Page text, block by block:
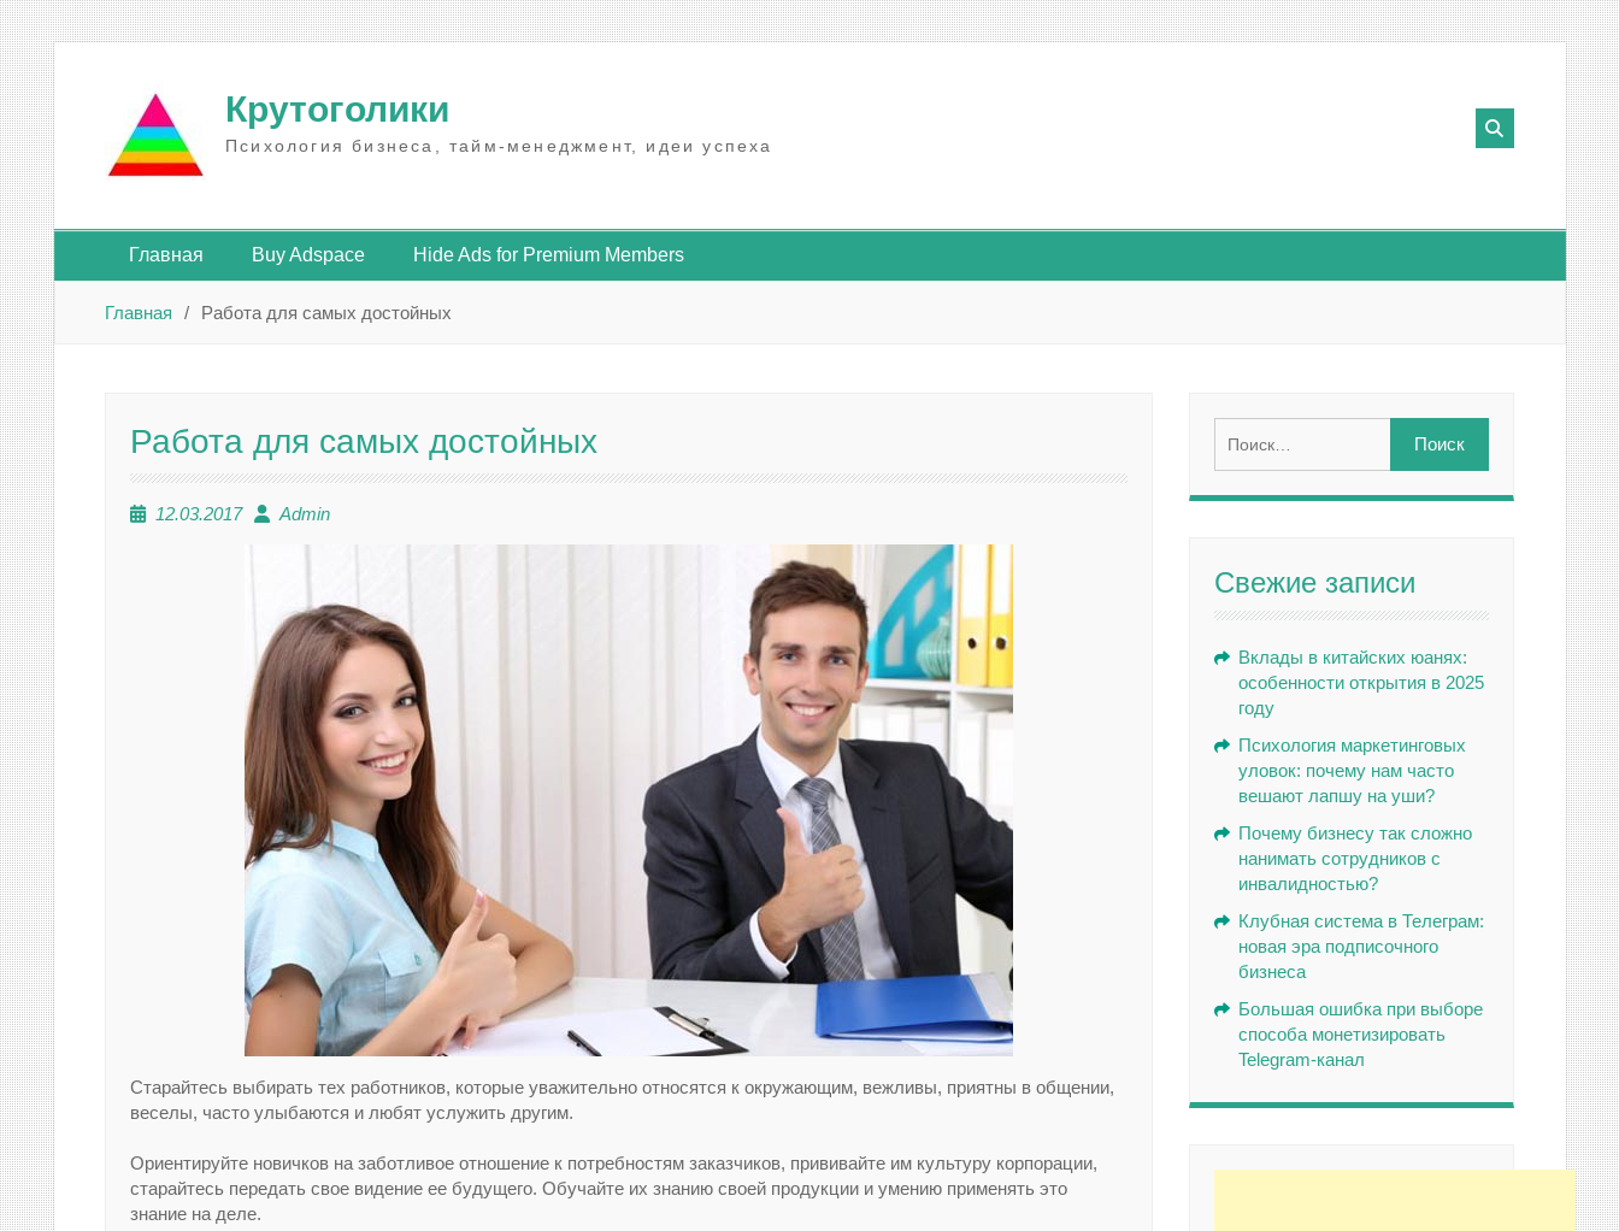
Промотать
к
содержимому
Крутоголики
Психология бизнеса, тайм-менеджмент, идеи успеха
Главная Buy Adspace Hide Ads for Premium Members
Главная Работа для самых достойных
Работа для самых достойных
12.03.2017 Admin
Старайтесь выбирать тех работников, которые уважительно относятся к окружающим, вежливы, приятны в общении,
веселы, часто улыбаются и любят услужить другим.
Ориентируйте новичков на заботливое отношение к потребностям заказчиков, прививайте им культуру корпорации,
старайтесь передать свое видение ее будущего. Обучайте их знанию своей продукции и умению применять это
знание на деле.
Свежие записи
Вклады в китайских юанях:
особенности открытия в 2025
году
Психология маркетинговых
уловок: почему нам часто
вешают лапшу на уши?
Почему бизнесу так сложно
нанимать сотрудников с
инвалидностью?
Клубная система в Телеграм:
новая эра подписочного
бизнеса
Большая ошибка при выборе
способа монетизировать
Telegram-канал